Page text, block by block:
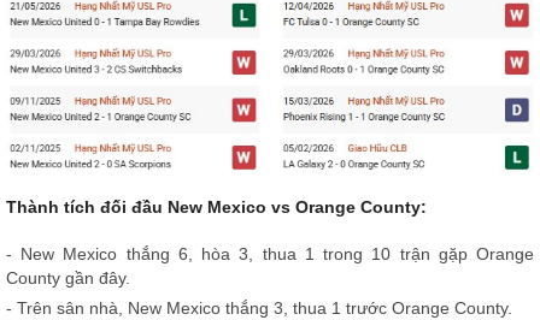
Thành tích đối đầu New Mexico vs Orange County:
- New Mexico thắng 6, hòa 3, thua 1 trong 10 trận gặp Orange
County gần đây.
- Trên sân nhà, New Mexico thắng 3, thua 1 trước Orange County.